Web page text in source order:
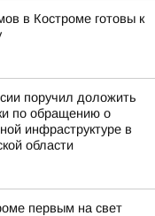
в Костроме готовы к
поручил доложить
по обращению о
инфраструктуре в
области
первым на свет